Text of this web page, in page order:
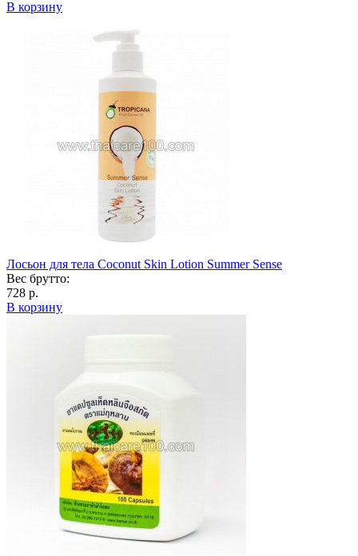
В корзину
Лосьон для тела Coconut Skin Lotion Summer Sense
Вес брутто:
728 р.
В корзину